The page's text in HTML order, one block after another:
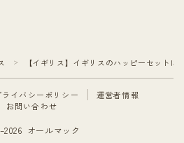
＞ 【イギリス】イギリスのハッピーセット
ライバシーポリシー
運営者情報
お問い合わせ
オールマック